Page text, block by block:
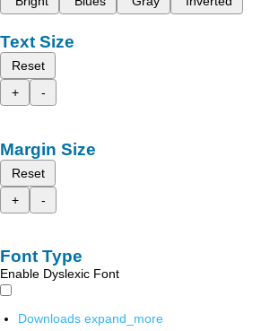
Text Size
Reset
+
-
Margin Size
Reset
+
-
Font Type
Enable Dyslexic Font
Downloads expand_more